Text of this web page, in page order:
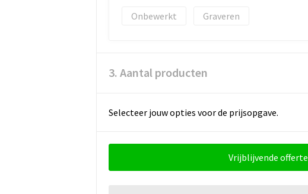
Onbewerkt
Graveren
3. Aantal producten
Selecteer jouw opties voor de prijsopgave.
Vrijblijvende offerte